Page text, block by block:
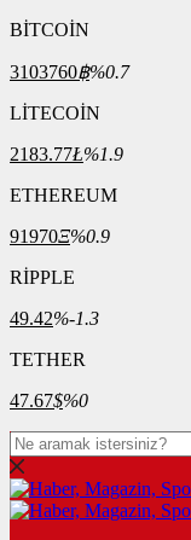
BİTCOİN
3103760฿%0.7
LİTECOİN
2183.77Ł%1.9
ETHEREUM
91970Ξ%0.9
RİPPLE
49.42%-1.3
TETHER
47.67$%0